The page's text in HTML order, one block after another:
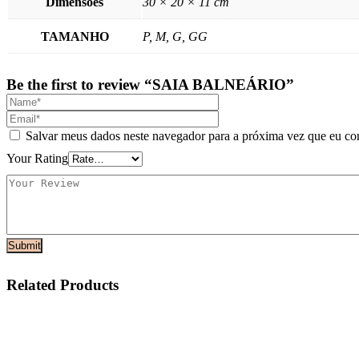
TAMANHO P, M, G, GG
Be the first to review “SAIA BALNEÁRIO”
Salvar meus dados neste navegador para a próxima vez que eu
Your Rating
Related Products